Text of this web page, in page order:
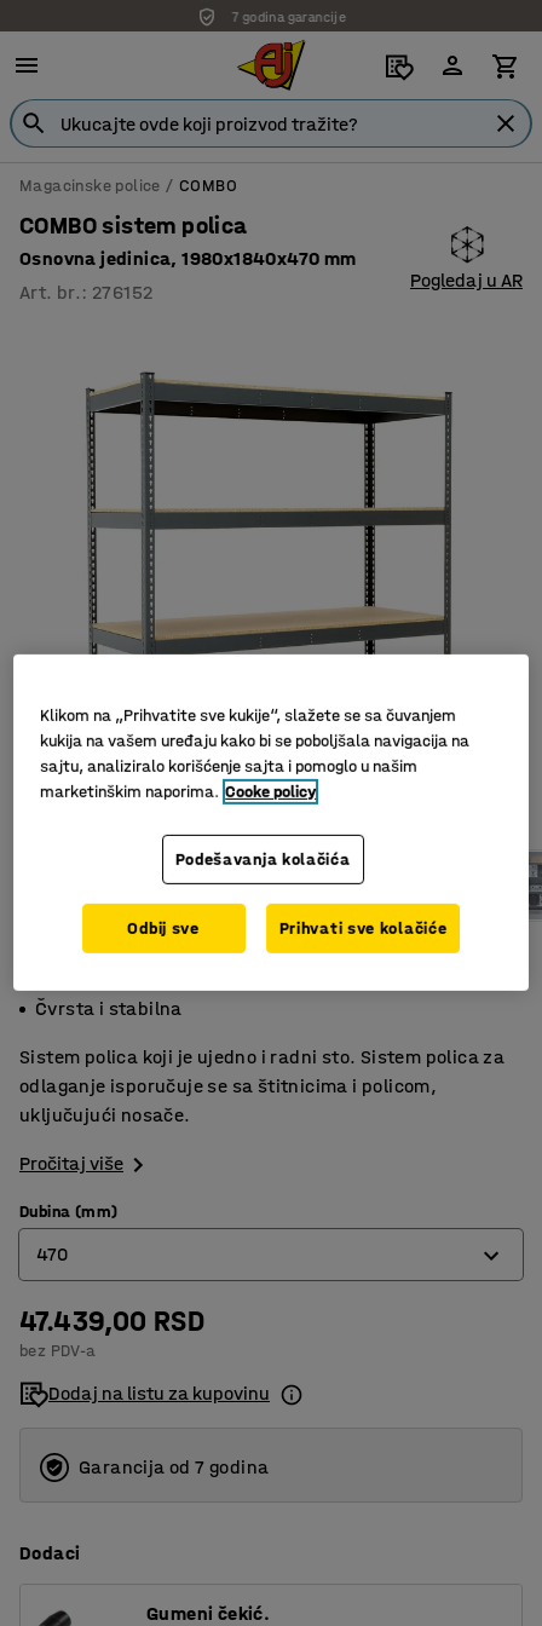
7 godina garancije
Magacinske police COMBO
COMBO sistem polica
Osnovna jedinica, 1980x1840x470 mm
Art. br. : 276152
Pogledaj u AR
Za široko i duboko skladištenje
Čvrsta i stabilna
Sistem polica koji je ujedno i radni sto. Sistem polica za
odlaganje isporučuje se sa štitnicima i policom,
uključujući nosače.
Pročitaj više
Dubina (mm)
470
470
620
775
1230
47.439,00 RSD
bez PDV-a
Dodaj na listu za kupovinu
Garancija od 7 godina
Dodaci
Gumeni čekić.
Klikom na „Prihvatite sve kukije“, slažete se sa čuvanjem
kukija na vašem uređaju kako bi se poboljšala navigacija na
sajtu, analiziralo korišćenje sajta i pomoglo u našim
marketinškim naporima. Cooke policy
Podešavanja kolačića
Odbij sve Prihvati sve kolačiće